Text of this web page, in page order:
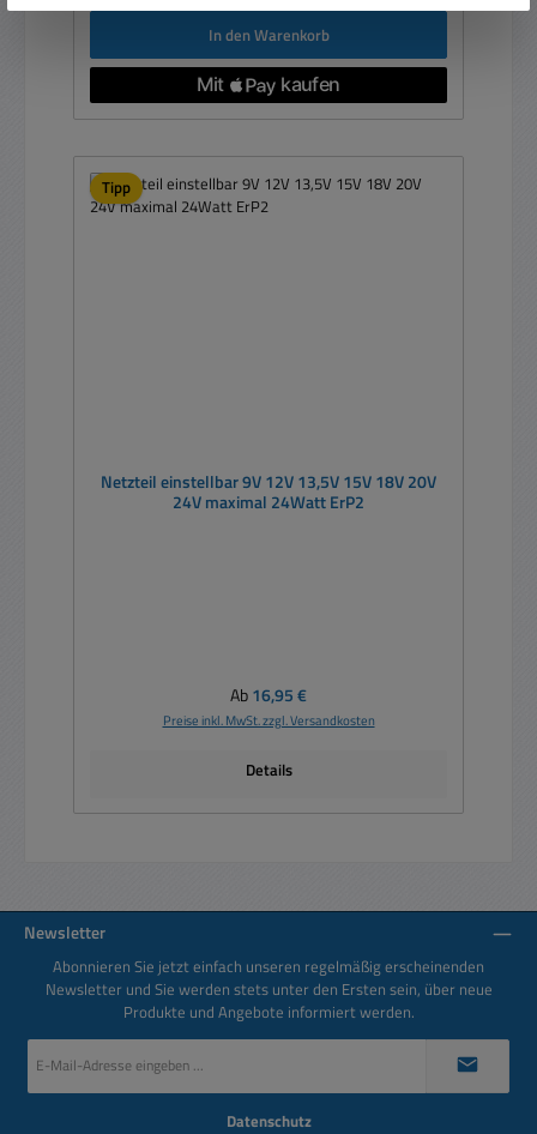
In den Warenkorb
Tipp
Netzteil einstellbar 9V 12V 13,5V 15V 18V 20V
24V maximal 24Watt ErP2
Regulärer Preis:
Ab16,95 €
Preise inkl. MwSt. zzgl. Versandkosten
Details
Newsletter
Abonnieren Sie jetzt einfach unseren regelmäßig erscheinenden
Newsletter und Sie werden stets unter den Ersten sein, über neue
Produkte und Angebote informiert werden.
Mail-
Datenschutz